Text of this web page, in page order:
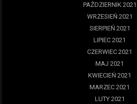
PAŹDZIERNIK 2021
WRZESIEŃ 2021
SIERPIEŃ 2021
LIPIEC 2021
CZERWIEC 2021
MAJ 2021
KWIECIEŃ 2021
MARZEC 2021
LUTY 2021